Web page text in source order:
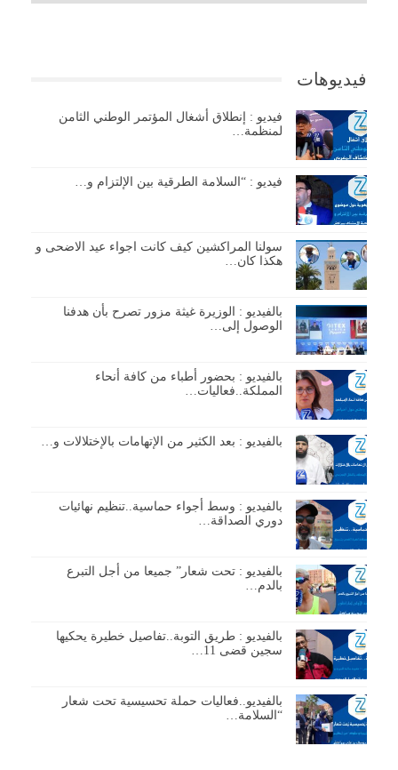
فيديوهات
فيديو : إنطلاق أشغال المؤتمر الوطني الثامن
لمنظمة…
فيديو : “السلامة الطرقية بين الإلتزام و…
سولنا المراكشين كيف كانت اجواء عيد الاضحى و
هكذا كان…
بالفيديو : الوزيرة غيثة مزور تصرح بأن هدفنا
الوصول إلى…
بالفيديو : بحضور أطباء من كافة أنحاء
المملكة..فعاليات…
بالفيديو : بعد الكثير من الإتهامات بالإختلالات و…
بالفيديو : وسط أجواء حماسية..تنظيم نهائيات
دوري الصداقة…
بالفيديو : تحت شعار” جميعا من أجل التبرع
بالدم…
بالفيديو : طريق التوبة..تفاصيل خطيرة يحكيها
سجين قضى 11…
بالفيديو..فعاليات حملة تحسيسية تحت شعار
“السلامة…